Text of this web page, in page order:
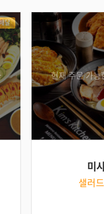
달
현재 주문 가능
미
샐러